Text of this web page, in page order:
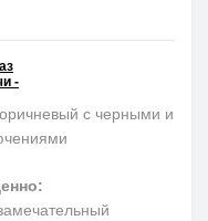
-
с черными и